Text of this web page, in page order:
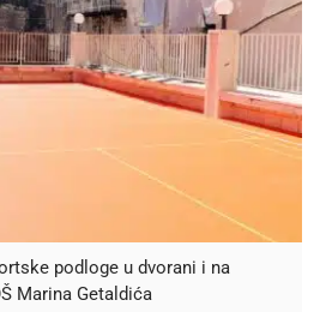
podloge u dvorani i na
Marina Getaldića